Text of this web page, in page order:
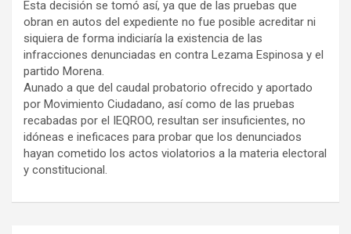
Esta decisión se tomó así, ya que de las pruebas que
obran en autos del expediente no fue posible acreditar ni
siquiera de forma indiciaría la existencia de las
infracciones denunciadas en contra Lezama Espinosa y el
partido Morena.
Aunado a que del caudal probatorio ofrecido y aportado
por Movimiento Ciudadano, así como de las pruebas
recabadas por el IEQROO, resultan ser insuficientes, no
idóneas e ineficaces para probar que los denunciados
hayan cometido los actos violatorios a la materia electoral
y constitucional.